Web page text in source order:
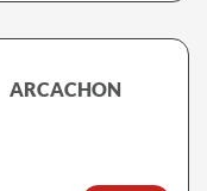
ARCACHON